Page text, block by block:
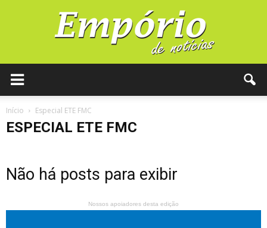
Início Especial ETE FMC
ESPECIAL ETE FMC
Não há posts para exibir
Nossos apoiadores desta edição